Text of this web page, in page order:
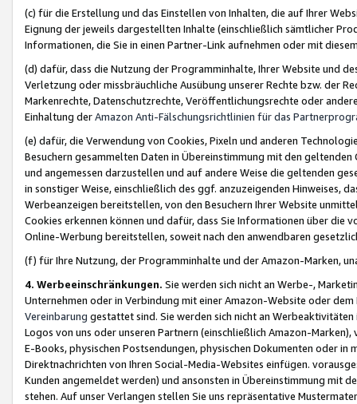
(c) für die Erstellung und das Einstellen von Inhalten, die auf Ihrer
Eignung der jeweils dargestellten Inhalte (einschließlich sämtlicher
Informationen, die Sie in einen Partner-Link aufnehmen oder mit
(d) dafür, dass die Nutzung der Programminhalte, Ihrer Website und
Verletzung oder missbräuchliche Ausübung unserer Rechte bzw. der
Markenrechte, Datenschutzrechte, Veröffentlichungsrechte oder
Einhaltung derAmazon Anti-Fälschungsrichtlinien für das
(e) dafür, die Verwendung von Cookies, Pixeln und anderen
Besuchern gesammelten Daten in Übereinstimmung mit den
und angemessen darzustellen und auf andere Weise die geltenden
in sonstiger Weise, einschließlich des ggf. anzuzeigenden Hinweises,
Werbeanzeigen bereitstellen, von den Besuchern Ihrer Website
Cookies erkennen können und dafür, dass Sie Informationen über die
Online-Werbung bereitstellen, soweit nach den anwendbaren
(f) für Ihre Nutzung, der Programminhalte und der Amazon-Marken,
4. Werbeeinschränkungen. Sie werden sich nicht an Werbe-,
Unternehmen oder in Verbindung mit einer Amazon-Website oder
Vereinbarung gestattet sind. Sie werden sich nicht an
Logos von uns oder unseren Partnern (einschließlich Amazon-
E-Books, physischen Postsendungen, physischen Dokumenten oder in
Direktnachrichten von Ihren Social-Media-Websites einfügen.
Kunden angemeldet werden) und ansonsten in Übereinstimmung mit
stehen. Auf unser Verlangen stellen Sie uns repräsentative